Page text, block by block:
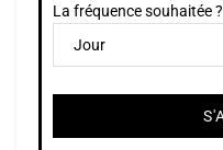
La fréquence souhaitée ?